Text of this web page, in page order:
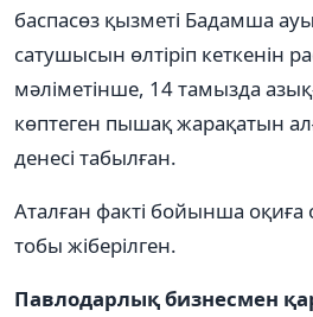
баспасөз қызметі Бадамша
сатушысын өлтіріп кеткенін
мәліметінше, 14 тамызда
көптеген пышақ жарақатын
денесі табылған.
Аталған факті бойынша
тобы жіберілген.
Павлодарлық бизнесмен